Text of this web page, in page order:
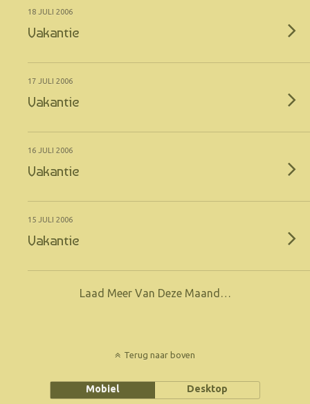
18 JULI 2006
Vakantie
17 JULI 2006
Vakantie
16 JULI 2006
Vakantie
15 JULI 2006
Vakantie
Laad Meer Van Deze Maand…
Terug naar boven
Mobiel Desktop